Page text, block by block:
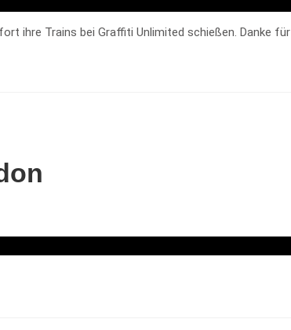
ihre Trains bei Graffiti Unlimited schießen. Danke für